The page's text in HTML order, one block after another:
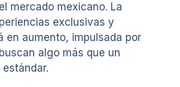
mercado mexicano. La
exclusivas y
en aumento, impulsada por
algo más que un